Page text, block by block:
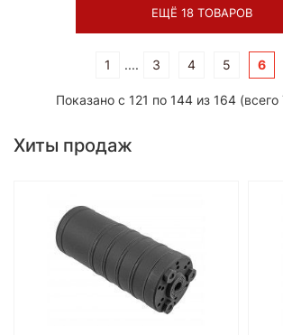
ЕЩЁ 18 ТОВАРОВ
1 .... 3 4 5 6
Показано с 121 по 144 из 164
Хиты продаж